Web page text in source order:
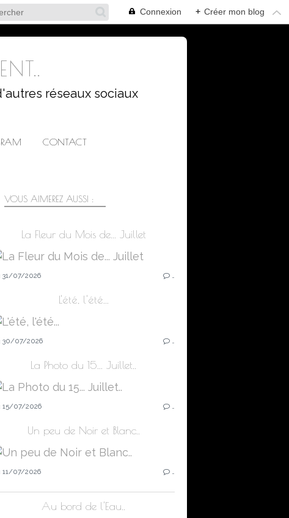
Connexion + Créer mon blog
réseaux sociaux
CONTACT
VOUS AIMEREZ AUSSI :
La Fleur du Mois de... Juillet
31/07/2026
L'été, l'été...
30/07/2026
La Photo du 15... Juillet..
15/07/2026
Un peu de Noir et Blanc..
11/07/2026
Au bord de l'Eau..